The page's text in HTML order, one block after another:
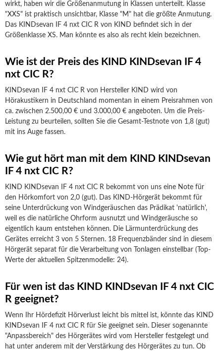
wirkt, haben wir die Größenanmutung in Klassen unterteilt. Klasse
"XXS" ist praktisch unsichtbar, Klasse "M" hat die größte Anmutung.
Das KINDsevan IF 4 nxt CIC R von KIND befindet sich in der
Größenklasse XS. Man könnte es also als recht klein bezeichnen.
Wie ist der Preis des KIND KINDsevan IF 4
nxt CIC R?
KINDsevan IF 4 nxt CIC R von Hersteller KIND wird von
Hörakustikern in Deutschland momentan in einem Preisrahmen von
ca. zwischen 2.500,00 € und 3.000,00 € angeboten. Um die Preis-
Leistung zu beurteilen, sollten Sie die Gesamt-Testnote von 1,8 (gut)
mit ins Auge fassen.
Wie gut hört man mit dem KIND KINDsevan
IF 4 nxt CIC R?
KIND KINDsevan IF 4 nxt CIC R bekommt von uns eine Note für
den Hörkomfort von 2,0 (gut). Das KIND-Hörgerät bekommt für
seine Unterdrückung von Windgeräuschen das Prädikat 'natürlich',
weil es die natürliche Ohrform ausnutzt und Windgeräusche so
eigentlich kaum entstehen können. Die Lärmunterdrückung des
Gerätes erreicht 3 von 5 Sternen. 18 Frequenzbänder sind in diesem
Hörgerät separat für die Verarbeitung von Tonlagen einstellbar (Top-
Werte der aktuellen Spitzenmodelle: 24).
Für wen ist das KIND KINDsevan IF 4 nxt CIC
R geeignet?
Wenn Ihr Hördefizit Hörverlust leicht bis mittel ist, könnte das KIND
KINDsevan IF 4 nxt CIC R für Sie geeignet sein. Dieser sogenannte
"Anpassbereich" des Hörgerätes wird vom Hersteller festgelegt und
hat unter anderem mit der Verstärkung des Hörgerätes zu tun. Ob